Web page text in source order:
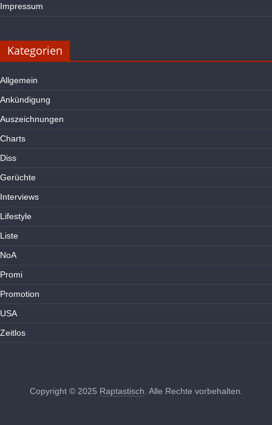
Impressum
Kategorien
Allgemein
Ankündigung
Auszeichnungen
Charts
Diss
Gerüchte
Interviews
Lifestyle
Liste
NoA
Promi
Promotion
USA
Zeitlos
Copyright © 2025 Raptastisch . Alle Rechte vorbehalten.